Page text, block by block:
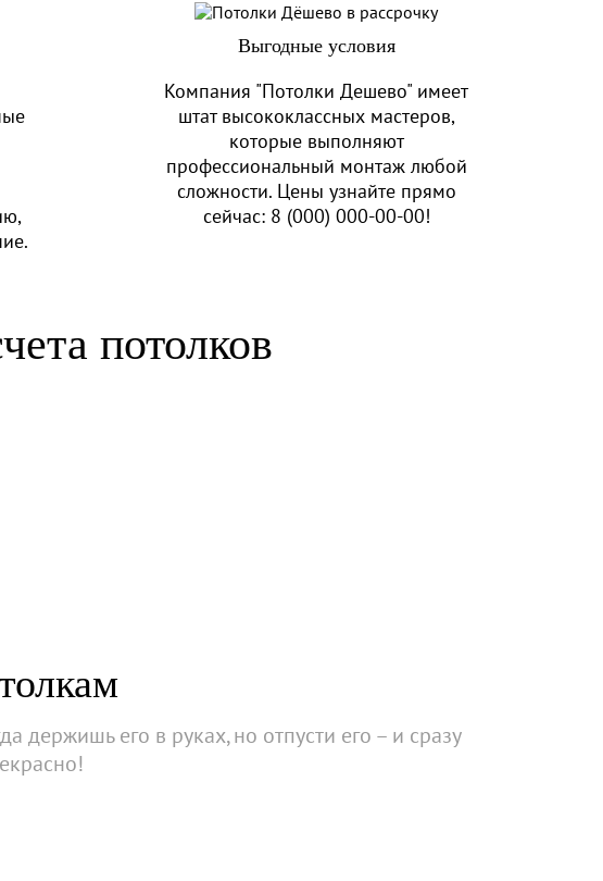
Выгодные условия
Компания "Потолки Дешево" имеет
штат высококлассных мастеров,
которые выполняют
профессиональный монтаж любой
сложности. Цены узнайте прямо
сейчас: 8 (000) 000-00-00!
потолков
держишь его в руках, но отпусти его – и сразу